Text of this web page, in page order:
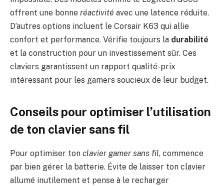
offrent une bonne réactivité avec une latence réduite.
D’autres options incluent le Corsair K63 qui allie
confort et performance. Vérifie toujours la durabilité
et la construction pour un investissement sûr. Ces
claviers garantissent un rapport qualité-prix
intéressant pour les gamers soucieux de leur budget.
Conseils pour optimiser l’utilisation
de ton clavier sans fil
Pour optimiser ton clavier gamer sans fil, commence
par bien gérer la batterie. Évite de laisser ton clavier
allumé inutilement et pense à le recharger